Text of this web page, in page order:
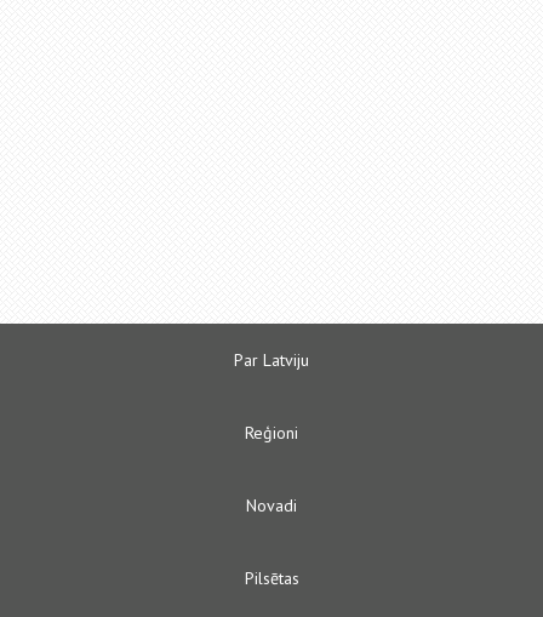
Par Latviju
Reģioni
Novadi
Pilsētas